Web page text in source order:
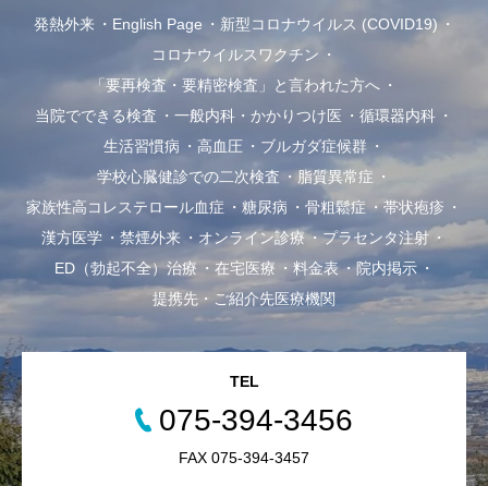
発熱外来 English Page
新型コロナウイルス (COVID19)
コロナウイルスワクチン
「要再検査・要精密検査」と言われた方へ
当院でできる検査
一般内科・かかりつけ医
循環器内科
生活習慣病
高血圧
ブルガダ症候群
学校心臓健診での二次検査
脂質異常症
家族性高コレステロール血症
糖尿病 骨粗鬆症
帯状疱疹
漢方医学
禁煙外来 オンライン診療
プラセンタ注射
ED（勃起不全）治療
在宅医療 料金表
院内掲示
提携先・ご紹介先医療機関
TEL
075-394-3456
FAX 075-394-3457